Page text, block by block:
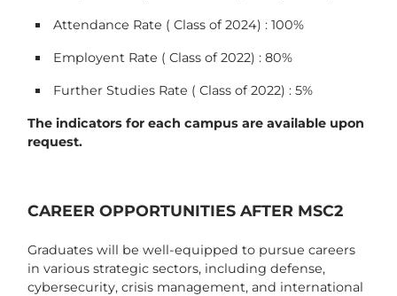
Attendance Rate ( Class of 2024) : 100%
Employent Rate ( Class of 2022) : 80%
Further Studies Rate ( Class of 2022) : 5%
The indicators for each campus are available upon
request.
CAREER OPPORTUNITIES AFTER MSC2
Graduates will be well-equipped to pursue careers
in various strategic sectors, including defense,
cybersecurity, crisis management, and international